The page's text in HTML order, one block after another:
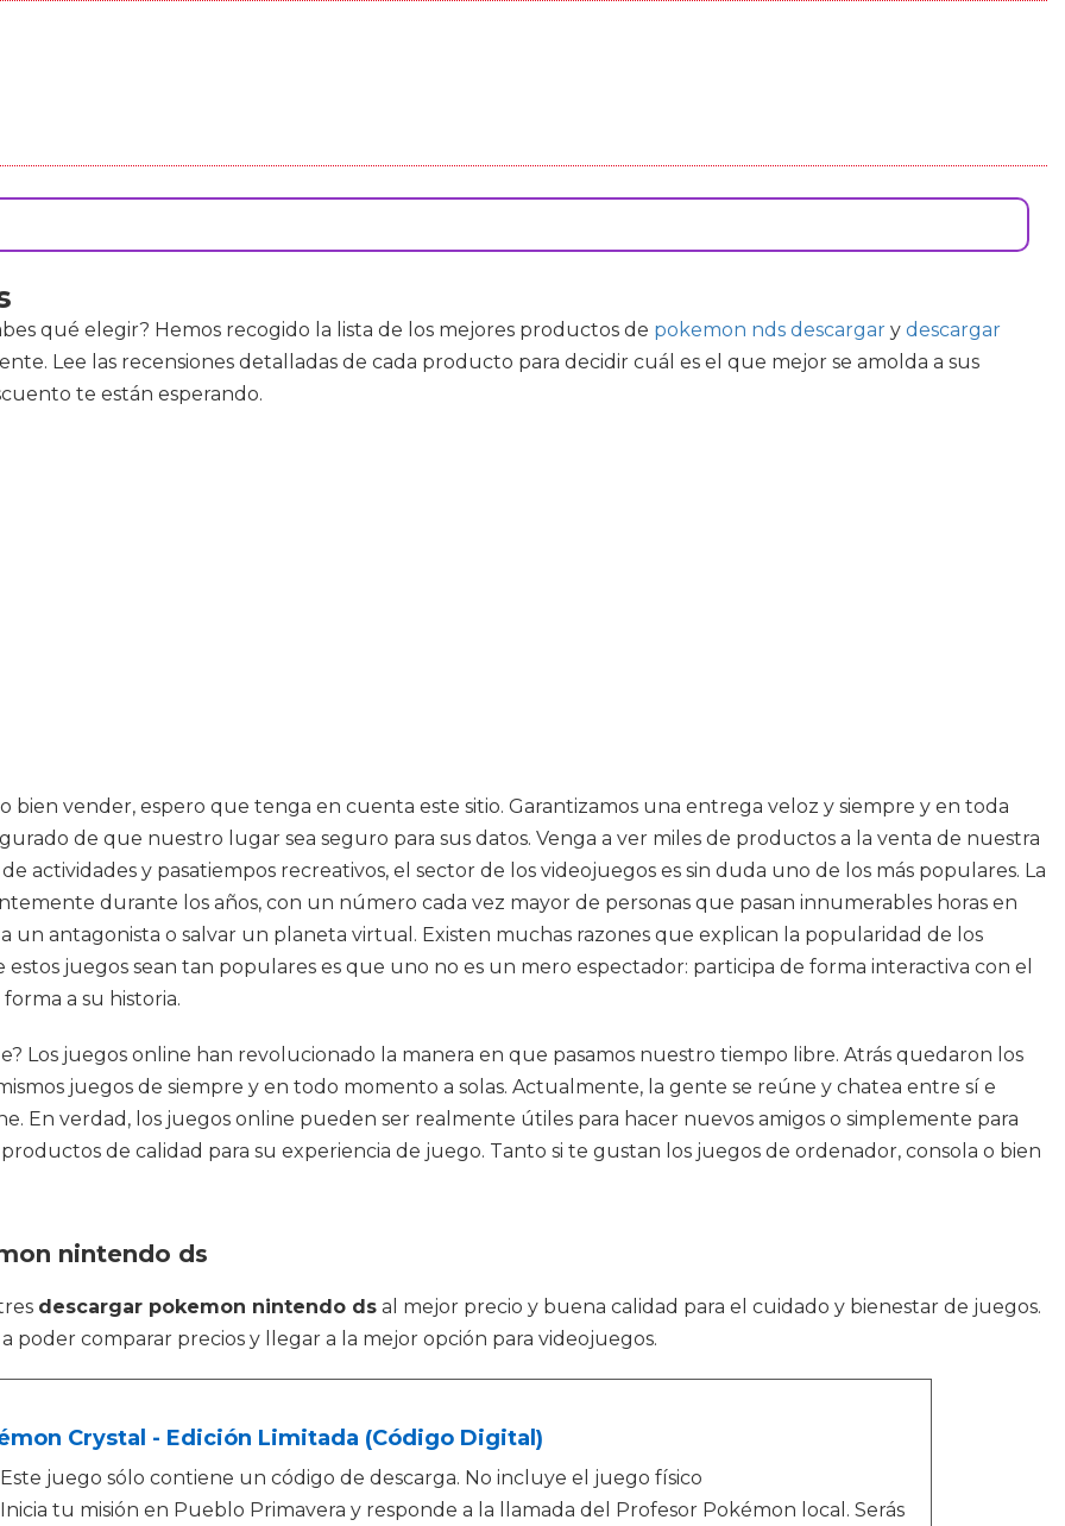
qué elegir? Hemos recogido la lista de los mejores productos de pokemon nds descargar y descargar
Lee las recensiones detalladas de cada producto para decidir cuál es el que mejor se amolda a sus
te están esperando.
bien vender, espero que tenga en cuenta este sitio. Garantizamos una entrega veloz y siempre y en toda
de que nuestro lugar sea seguro para sus datos. Venga a ver miles de productos a la venta de nuestra
actividades y pasatiempos recreativos, el sector de los videojuegos es sin duda uno de los más populares. La
durante los años, con un número cada vez mayor de personas que pasan innumerables horas en
un antagonista o salvar un planeta virtual. Existen muchas razones que explican la popularidad de los
juegos sean tan populares es que uno no es un mero espectador: participa de forma interactiva con el
a su historia.
Los juegos online han revolucionado la manera en que pasamos nuestro tiempo libre. Atrás quedaron los
juegos de siempre y en todo momento a solas. Actualmente, la gente se reúne y chatea entre sí e
En verdad, los juegos online pueden ser realmente útiles para hacer nuevos amigos o simplemente para
de calidad para su experiencia de juego. Tanto si te gustan los juegos de ordenador, consola o bien
nintendo ds
descargar pokemon nintendo ds al mejor precio y buena calidad para el cuidado y bienestar de juegos.
comparar precios y llegar a la mejor opción para videojuegos.
Crystal - Edición Limitada (Código Digital)
Este juego sólo contiene un código de descarga. No incluye el juego físico
Inicia tu misión en Pueblo Primavera y responde a la llamada del Profesor Pokémon local. Serás